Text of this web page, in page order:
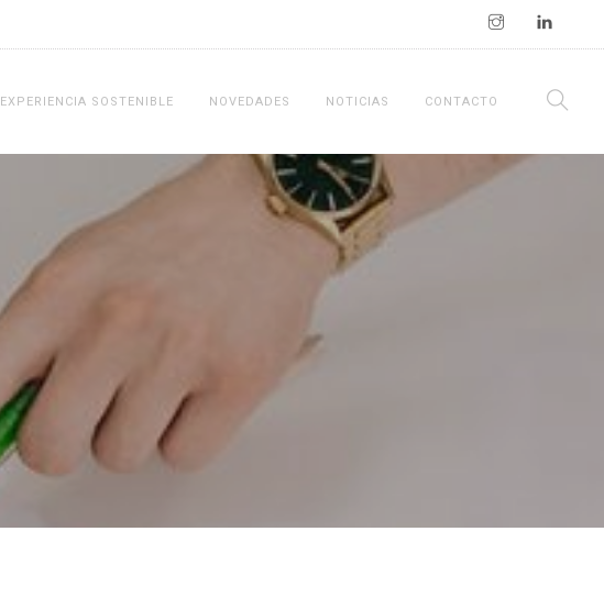
EXPERIENCIA SOSTENIBLE NOVEDADES NOTICIAS CONTACTO